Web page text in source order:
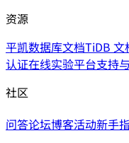
资源
平凯数据库文档TiDB 文
认证在线实验平台支持
社区
问答论坛博客活动新手